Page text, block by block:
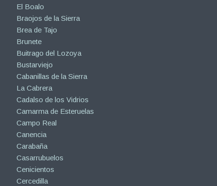
El Boalo
Braojos de la Sierra
Brea de Tajo
Brunete
Buitrago del Lozoya
Bustarviejo
Cabanillas de la Sierra
La Cabrera
Cadalso de los Vidrios
Camarma de Esteruelas
Campo Real
Canencia
Carabaña
Casarrubuelos
Cenicientos
Cercedilla